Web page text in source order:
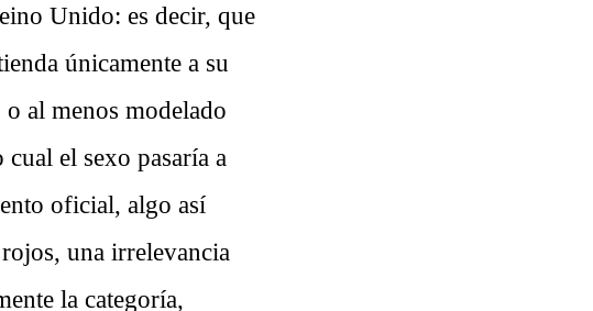
Unido: es decir, que
únicamente a su
al menos modelado
el sexo pasaría a
oficial, algo así
una irrelevancia
la categoría,